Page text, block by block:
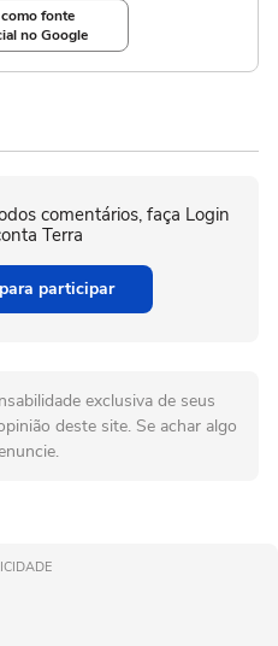
fonte
no Google
comentários, faça Login
Terra
participar
exclusiva de seus
deste site. Se achar algo